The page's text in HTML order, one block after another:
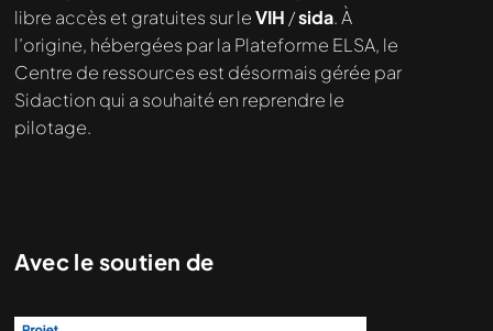
demandé....
libre accès et gratuites sur leVIH /sida. À
l’origine, hébergées par la Plateforme ELSA, le
Centre de ressources est désormais gérée par
Sidaction qui a souhaité en reprendre le
pilotage.
Avec le soutien de